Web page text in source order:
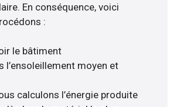
En conséquence, voici
:
le bâtiment
l’ensoleillement moyen et
calculons l’énergie produite